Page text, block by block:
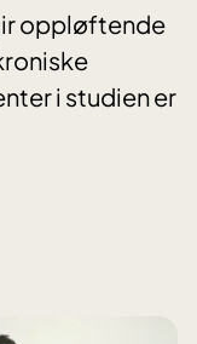
oppløftende
i studien er